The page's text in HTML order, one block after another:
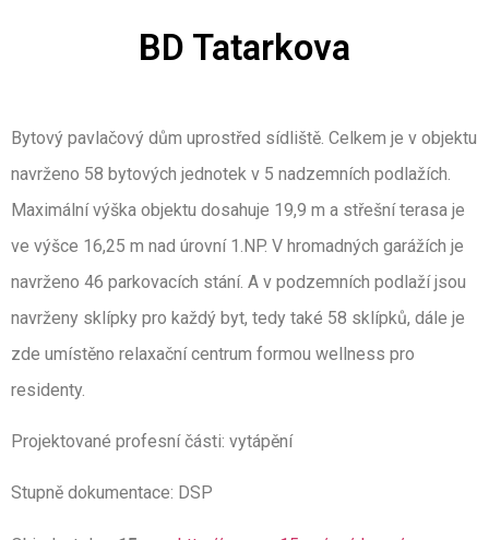
BD Tatarkova
Bytový pavlačový dům uprostřed sídliště. Celkem je v objektu
navrženo 58 bytových jednotek v 5 nadzemních podlažích.
Maximální výška objektu dosahuje 19,9 m a střešní terasa je
ve výšce 16,25 m nad úrovní 1.NP. V hromadných garážích je
navrženo 46 parkovacích stání. A v podzemních podlaží jsou
navrženy sklípky pro každý byt, tedy také 58 sklípků, dále je
zde umístěno relaxační centrum formou wellness pro
residenty.
Projektované profesní části: vytápění
Stupně dokumentace: DSP